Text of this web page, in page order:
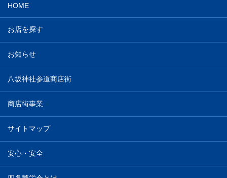
HOME
お店を探す
お知らせ
八坂神社参道商店街
商店街事業
サイトマップ
安心・安全